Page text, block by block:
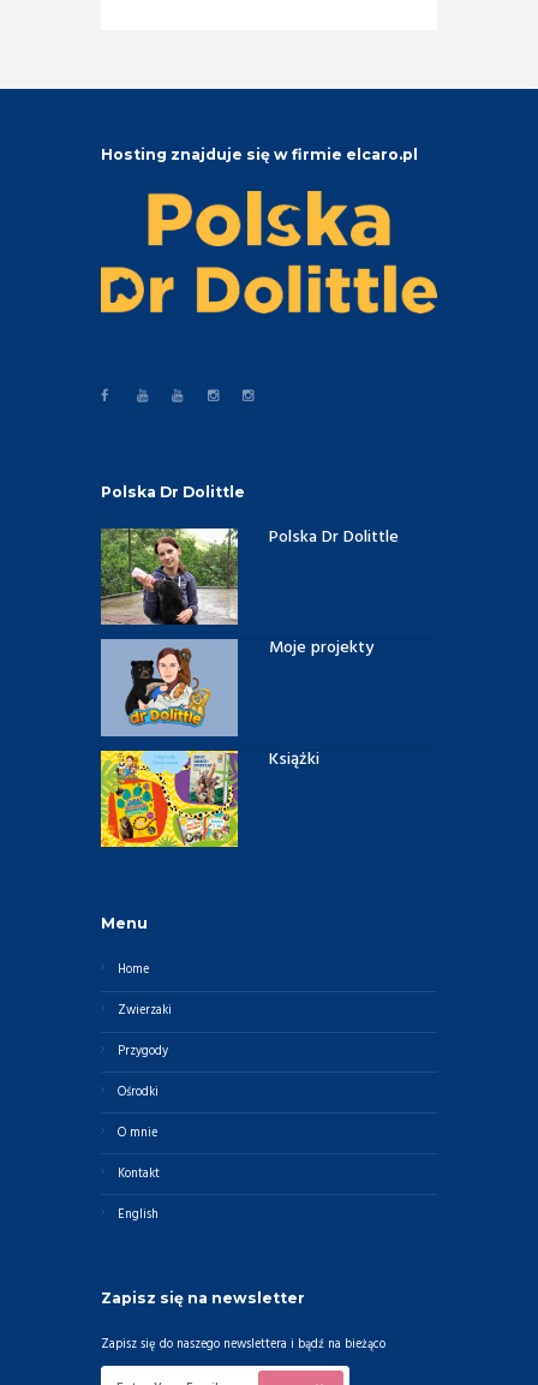
Hosting znajduje się w firmie elcaro.pl
Polska Dr Dolittle
Polska Dr Dolittle
Moje projekty
Książki
Menu
Home
Zwierzaki
Przygody
Ośrodki
O mnie
Kontakt
English
Zapisz się na newsletter
Zapisz się do naszego newslettera i bądź na bieżąco